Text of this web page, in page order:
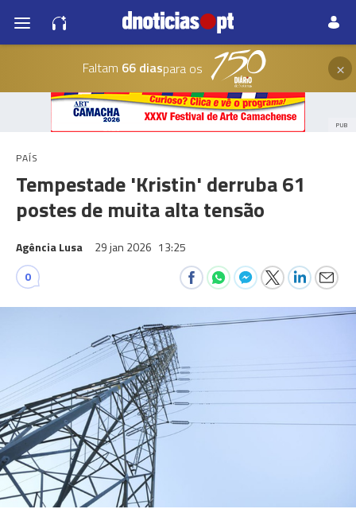
Faltam 66 diaspara os ×
PUB
PAÍS
Tempestade 'Kristin' derruba 61
postes de muita alta tensão
Agência Lusa 29 jan 2026 13:25
0